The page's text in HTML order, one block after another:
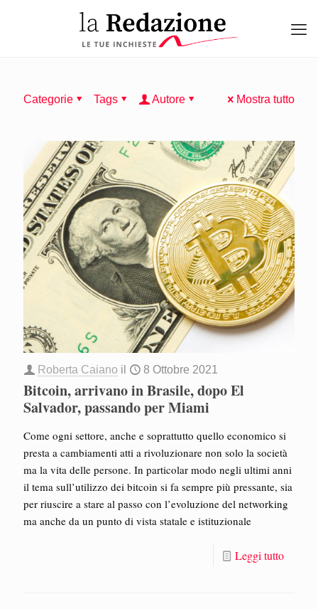
Categorie Tags Autore Mostra tutto
Roberta Caiano il 8 Ottobre 2021
Bitcoin, arrivano in Brasile, dopo El
Salvador, passando per Miami
Come ogni settore, anche e soprattutto quello economico si
presta a cambiamenti atti a rivoluzionare non solo la società
ma la vita delle persone. In particolar modo negli ultimi anni
il tema sull’utilizzo dei bitcoin si fa sempre più pressante, sia
per riuscire a stare al passo con l’evoluzione del networking
ma anche da un punto di vista statale e istituzionale
Leggi tutto